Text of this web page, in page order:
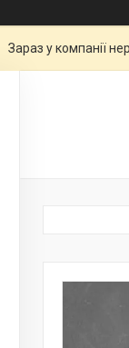
Зараз у компанії